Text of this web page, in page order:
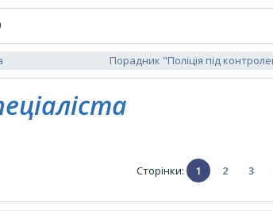
Порадник "Поліція під
Сторінки: 1 2 3